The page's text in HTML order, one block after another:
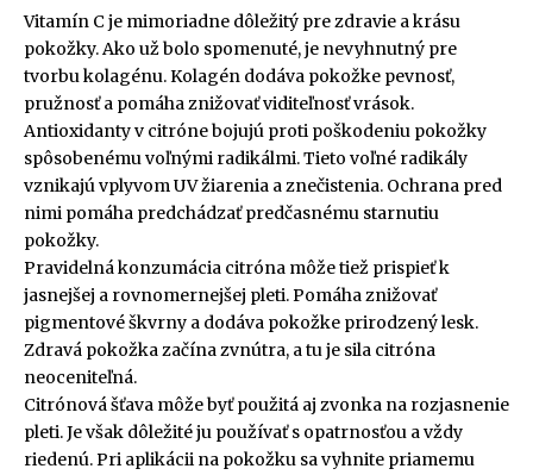
Vitamín C je mimoriadne dôležitý pre zdravie a krásu
pokožky. Ako už bolo spomenuté, je nevyhnutný pre
tvorbu kolagénu. Kolagén dodáva pokožke pevnosť,
pružnosť a pomáha znižovať viditeľnosť vrások.
Antioxidanty v citróne bojujú proti poškodeniu pokožky
spôsobenému voľnými radikálmi. Tieto voľné radikály
vznikajú vplyvom UV žiarenia a znečistenia. Ochrana pred
nimi pomáha predchádzať predčasnému starnutiu
pokožky.
Pravidelná konzumácia citróna môže tiež prispieť k
jasnejšej a rovnomernejšej pleti. Pomáha znižovať
pigmentové škvrny a dodáva pokožke prirodzený lesk.
Zdravá pokožka začína zvnútra, a tu je sila citróna
neoceniteľná.
Citrónová šťava môže byť použitá aj zvonka na rozjasnenie
pleti. Je však dôležité ju používať s opatrnosťou a vždy
riedenú. Pri aplikácii na pokožku sa vyhnite priamemu